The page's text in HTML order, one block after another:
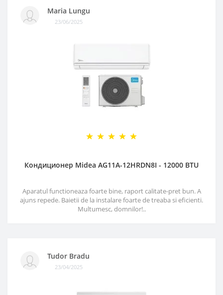
Maria Lungu
23/06/2025
Кондиционер Midea AG11A-12HRDN8I - 12000 BTU
Aparatul functioneaza foarte bine, raport calitate-pret bun. A
ajuns repede. Baietii de la instalare foarte de treaba si eficienti.
Multumesc, domnilor!..
Tudor Bradu
23/04/2025